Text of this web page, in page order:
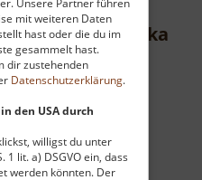
mit weiteren Daten
hast oder die du im
gesammelt hast.
dir zustehenden
Datenschutzerklärung.
den USA durch
willigst du unter
1 lit. a) DSGVO ein, dass
werden könnten. Der
Bockau